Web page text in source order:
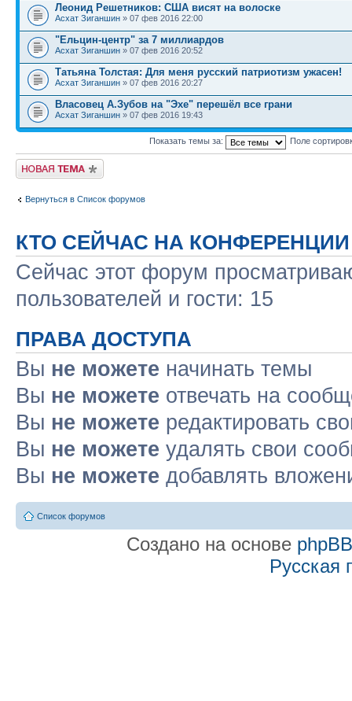
Леонид Решетников: США висят на волоске
Асхат Зиганшин » 07 фев 2016 22:00
"Ельцин-центр" за 7 миллиардов
Асхат Зиганшин » 07 фев 2016 20:52
Татьяна Толстая: Для меня русский патриотизм ужасен!
Асхат Зиганшин » 07 фев 2016 20:27
Власовец А.Зубов на "Эхе" перешёл все грани
Асхат Зиганшин » 07 фев 2016 19:43
Показать темы за: Поле
Новая тема
Вернуться в Список форумов
КТО СЕЙЧАС НА КОНФЕРЕНЦИИ
Сейчас этот форум
пользователей и гости: 15
ПРАВА ДОСТУПА
Вы не можете начинать темы
Вы не можете отвечать на
Вы не можете редактировать
Вы не можете удалять свои
Вы не можете добавлять
Список форумов
Создано на основе phpBB
Русская